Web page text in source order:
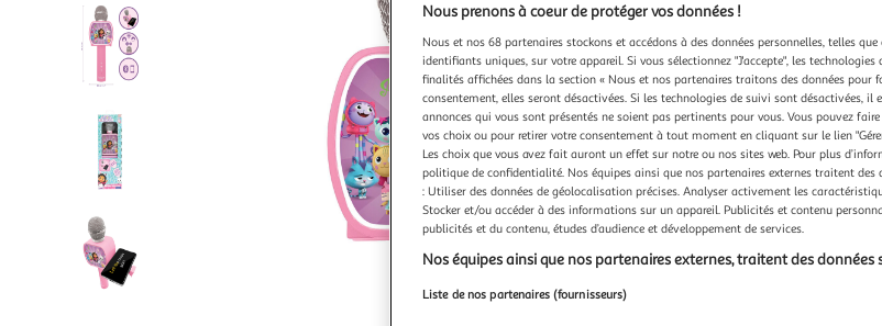
à
100
%
le
Nous prenons à coeur de protéger vos données !
Nous et nos 68 partenaires stockons et accédons à des données personnelles, telles
identifiants uniques, sur votre appareil. Si vous sélectionnez "J'accepte", les
finalités affichées dans la section « Nous et nos partenaires traitons des données pour
consentement, elles seront désactivées. Si les technologies de suivi sont désactivées, il
annonces qui vous sont présentés ne soient pas pertinents pour vous. Vous pouvez
vos choix ou pour retirer votre consentement à tout moment en cliquant sur le lien
Les choix que vous avez fait auront un effet sur notre ou nos sites web. Pour plus
politique de confidentialité. Nos équipes ainsi que nos partenaires externes traitent des
: Utiliser des données de géolocalisation précises. Analyser activement les
Stocker et/ou accéder à des informations sur un appareil. Publicités et contenu
publicités et du contenu, études d’audience et développement de services.
Nos équipes ainsi que nos partenaires externes, traitent des
Liste de nos partenaires (fournisseurs)